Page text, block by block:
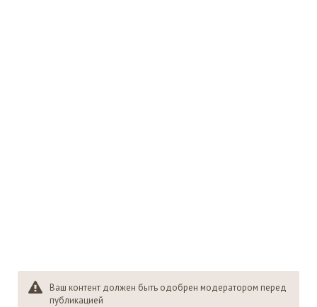
Ваш контент должен быть одобрен модератором перед
публикацией